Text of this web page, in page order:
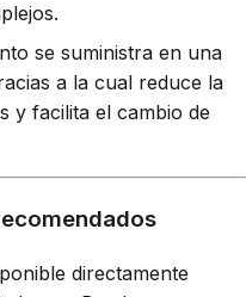
se suministra en una
a la cual reduce la
y facilita el cambio de
directamente